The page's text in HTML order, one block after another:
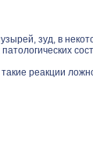
зуд, в
реакции